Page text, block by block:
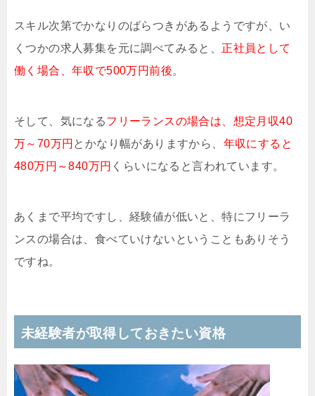
スキル次第でかなりのばらつきがあるようですが、い
くつかの求人募集を元に調べてみると、 正社員として
働く場合、年収で500万円前後。
そして、気になるフリーランスの場合は、想定月収40
万～70万円 とかなり幅がありますから、 年収にすると
480万円～840万円 くらいになると言われています。
あくまで平均ですし、経験値が低いと、特にフリーラ
ンスの場合は、食べていけないということもありそう
ですね。
未経験者が取得しておきたい資格